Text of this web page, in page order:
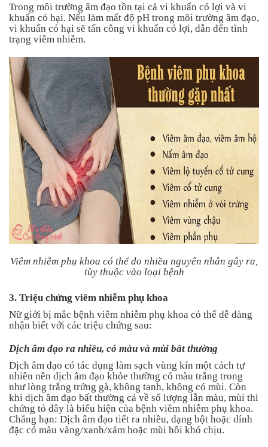
Trong môi trường âm đạo tồn tại cả vi khuẩn có lợi và vi
khuẩn có hại. Nếu làm mất độ pH trong môi trường âm đạo,
vi khuẩn có hại sẽ tấn công vi khuẩn có lợi, dẫn đến tình
trạng viêm nhiễm.
Viêm nhiễm phụ khoa có thể do nhiều nguyên nhân gây ra,
tùy thuộc vào loại bệnh
3. Triệu chứng viêm nhiễm phụ khoa
Nữ giới bị mắc bệnh viêm nhiễm phụ khoa có thể dễ dàng
nhận biết với các triệu chứng sau:
Dịch âm đạo ra nhiều, có màu và mùi bất thường
Dịch âm đạo có tác dụng làm sạch vùng kín một cách tự
nhiên nên dịch âm đạo khỏe thường có màu trắng trong
như lòng trắng trứng gà, không tanh, không có mùi. Còn
khi dịch âm đạo bất thường cả về số lượng lẫn màu, mùi thì
chứng tỏ đây là biểu hiện của bệnh viêm nhiễm phụ khoa.
Chẳng hạn: Dịch âm đạo tiết ra nhiều, dạng bột hoặc dính
đặc có màu vàng/xanh/xám hoặc mùi hôi khó chịu.